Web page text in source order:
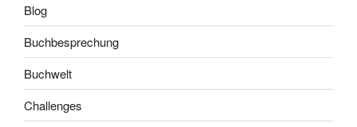
Blog
Buchbesprechung
Buchwelt
Challenges